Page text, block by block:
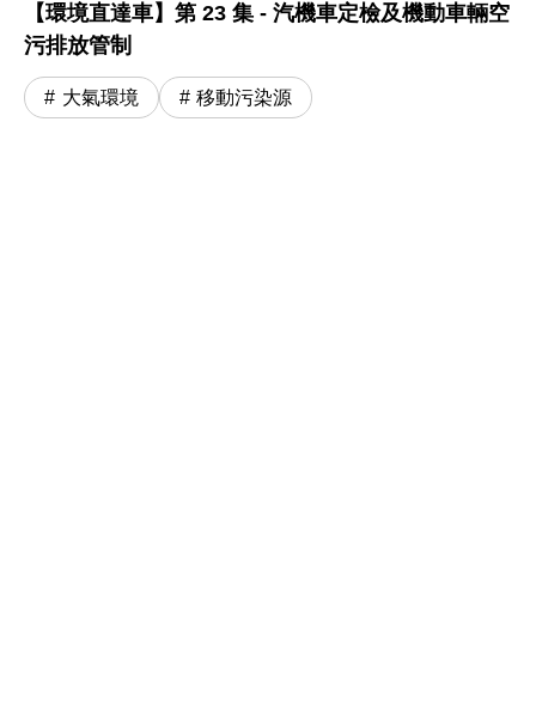
【環境直達車】第 23 集 - 汽機車定檢及機動車輛空
污排放管制
大氣環境 移動污染源